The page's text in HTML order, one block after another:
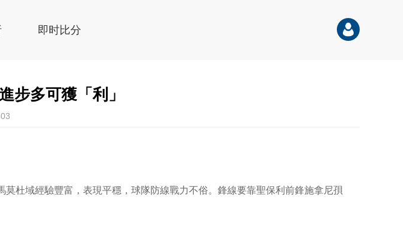
即时比分
步多可獲「利」
杜域經驗豐富，表現平穩，球隊防線戰力不俗。鋒線要靠聖保利前鋒施拿尼孭